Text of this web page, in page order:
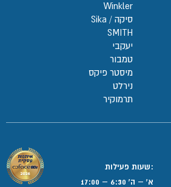
Winkler
סיקה / Sika
SMITH
יעקבי
טמבור
מיסטר פיקס
נירלט
תרמוקיר
:שעות פעילות
א' – ה' 6:30 – 17:00